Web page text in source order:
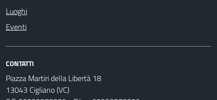
Luoghi
Eventi
CONTATTI
Piazza Martiri della Libertà 18
13043 Cigliano (VC)